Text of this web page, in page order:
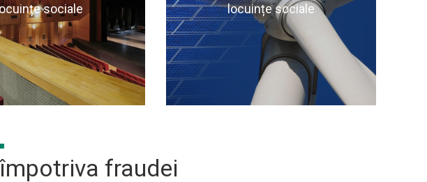
INFORMATII MAI MULTE INFORMATII
sociale
locuințe sociale
fraudei